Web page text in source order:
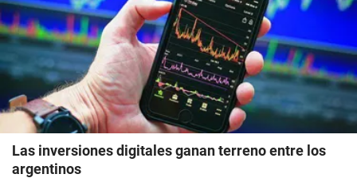
Las inversiones digitales ganan terreno entre los
argentinos